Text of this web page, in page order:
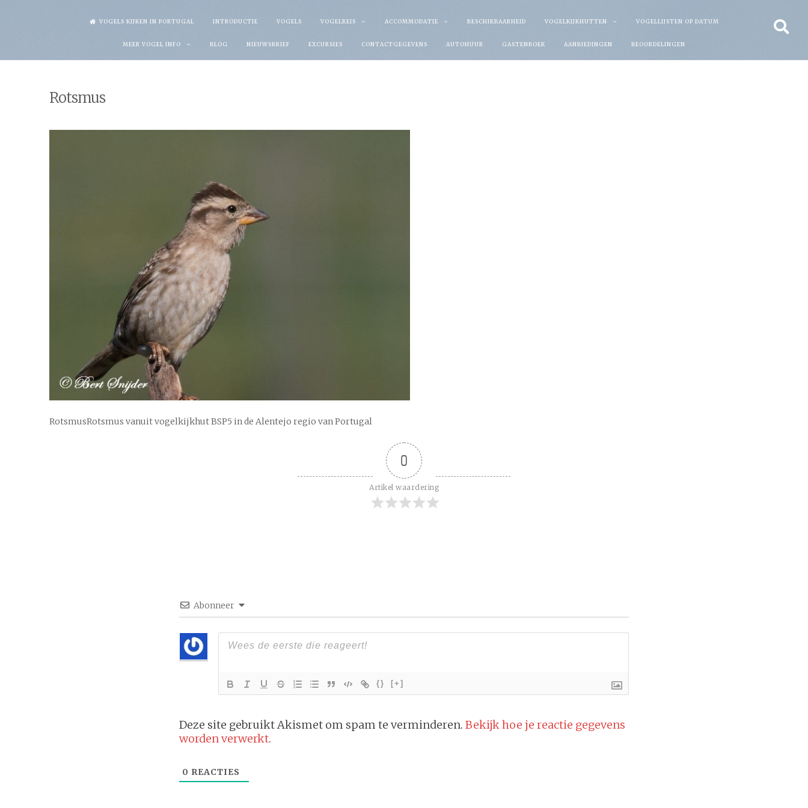
VOGELS KIJKEN IN PORTUGAL INTRODUCTIE VOGELS VOGELREIS ACCOMMODATIE BESCHIKBAARHEID VOGELKIJKHUTTEN VOGELLIJSTEN OP DATUM
MEER VOGEL INFO BLOG NIEUWSBRIEF EXCURSIES CONTACTGEGEVENS AUTOHUUR GASTENBOEK AANBIEDINGEN BEOORDELINGEN
Rotsmus
RotsmusRotsmus vanuit vogelkijkhut BSP5 in de Alentejo regio van Portugal
0
Artikel waardering
Abonneer
{} [+]
Deze site gebruikt Akismet om spam te verminderen. Bekijk hoe je reactie gegevens
worden verwerkt.
0 REACTIES